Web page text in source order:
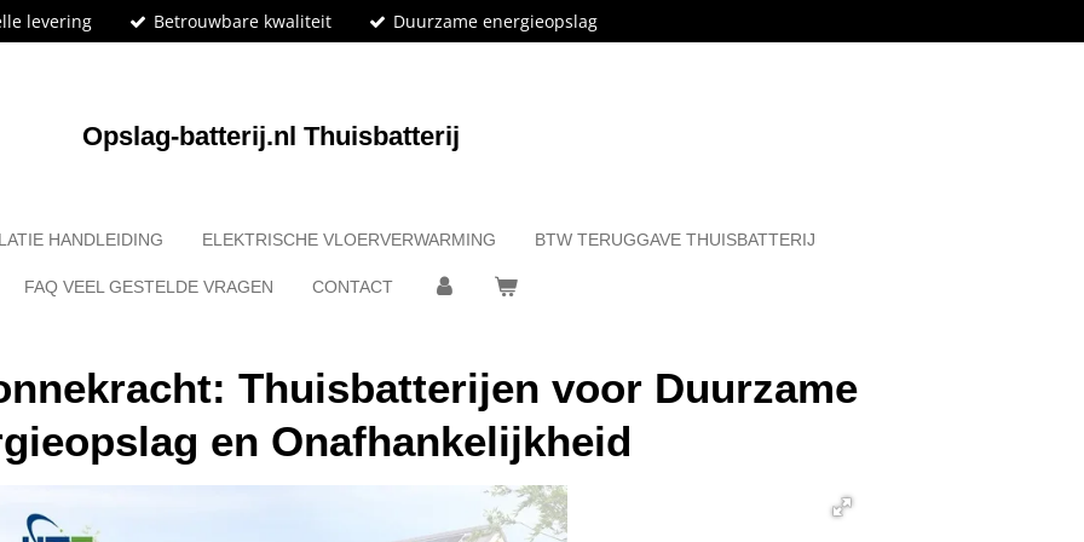
levering Betrouwbare kwaliteit Duurzame energieopslag
Opslag-batterij.nl Thuisbatterij
HANDLEIDING ELEKTRISCHE VLOERVERWARMING BTW TERUGGAVE THUISBATTERIJ
FAQ VEEL GESTELDE VRAGEN CONTACT
Thuisbatterijen voor Duurzame
en Onafhankelijkheid